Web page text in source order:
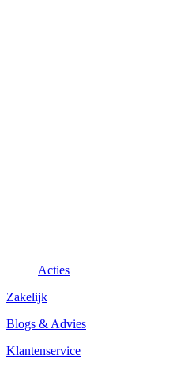
Acties
Zakelijk
Blogs & Advies
Klantenservice